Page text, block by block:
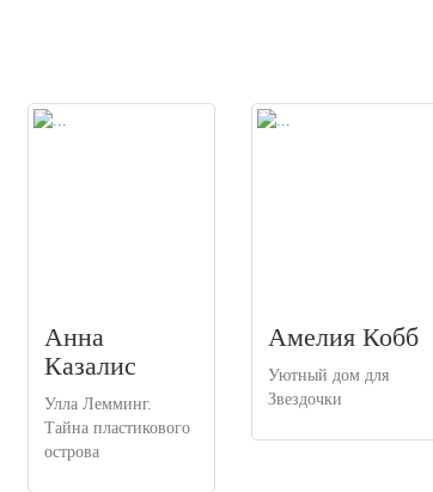
Анна
Казалис
Улла Лемминг.
Тайна пластикового
острова
Амелия Кобб
Уютный дом для
Звездочки